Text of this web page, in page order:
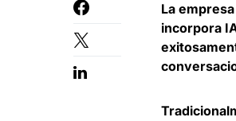
La
incorpora